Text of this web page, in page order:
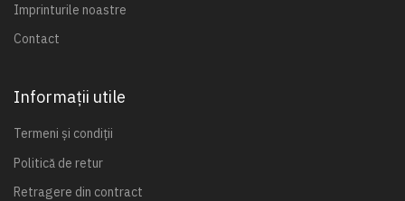
Imprinturile noastre
Contact
Informații utile
Termeni și condiții
Politică de retur
Retragere din contract